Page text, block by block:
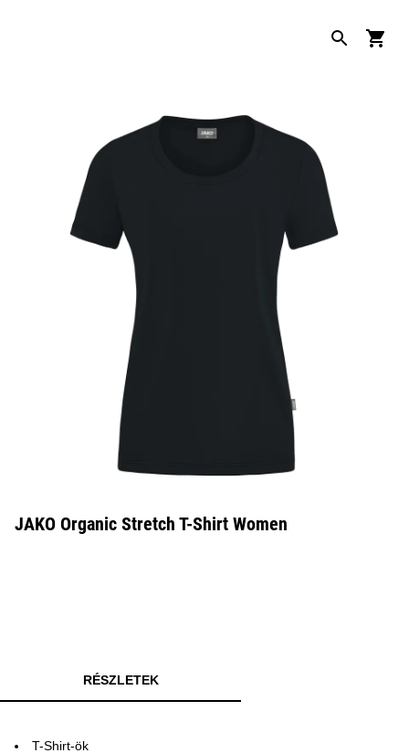
JAKO Organic Stretch T-Shirt Women
RÉSZLETEK
T-Shirt-ök